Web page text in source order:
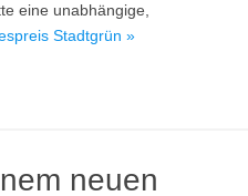
eine unabhängige,
Stadtgrün »
neuen